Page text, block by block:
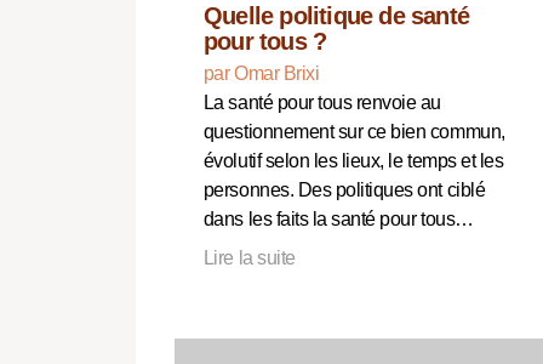
Quelle politique de santé
pour tous ?
par Omar Brixi
La santé pour tous renvoie au
questionnement sur ce bien commun,
évolutif selon les lieux, le temps et les
personnes. Des politiques ont ciblé
dans les faits la santé pour tous…
Lire la suite